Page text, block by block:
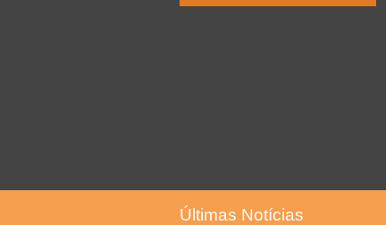
Últimas Notícias